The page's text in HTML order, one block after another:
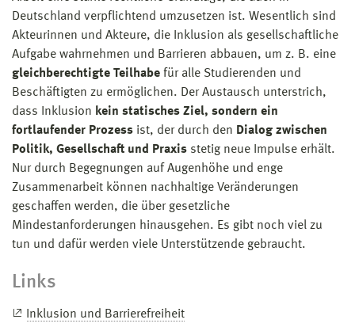
Deutschland verpflichtend umzusetzen ist. Wesentlich sind
Akteurinnen und Akteure, die Inklusion als gesellschaftliche
Aufgabe wahrnehmen und Barrieren abbauen, um z. B. eine
gleichberechtigte Teilhabe für alle Studierenden und
Beschäftigten zu ermöglichen. Der Austausch unterstrich,
dass Inklusion kein statisches Ziel, sondern ein
fortlaufender Prozess ist, der durch den Dialog zwischen
Politik, Gesellschaft und Praxis stetig neue Impulse erhält.
Nur durch Begegnungen auf Augenhöhe und enge
Zusammenarbeit können nachhaltige Veränderungen
geschaffen werden, die über gesetzliche
Mindestanforderungen hinausgehen. Es gibt noch viel zu
tun und dafür werden viele Unterstützende gebraucht.
Links
Inklusion und Barrierefreiheit